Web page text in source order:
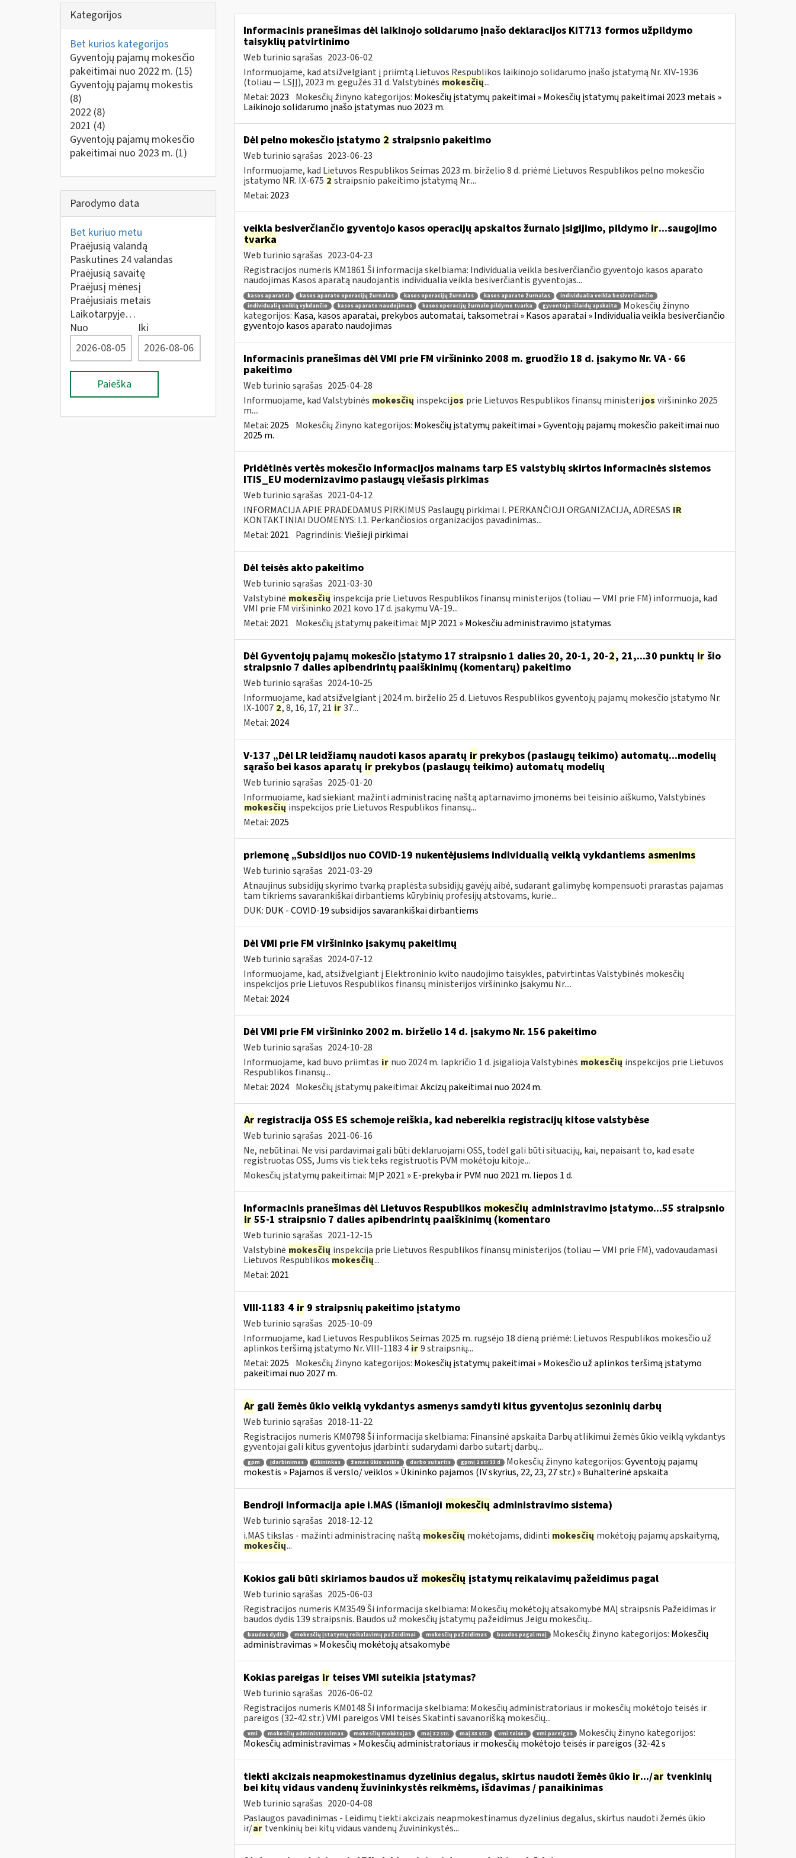
Kategorijos
Bet kurios kategorijos
Gyventojų pajamų mokesčio
pakeitimai nuo 2022 m. (15)
Gyventojų pajamų mokestis
(8)
2022 (8)
2021 (4)
Gyventojų pajamų mokesčio
pakeitimai nuo 2023 m. (1)
Parodymo data
Bet kuriuo metu
Praėjusią valandą
Paskutines 24 valandas
Praėjusią savaitę
Praėjusį mėnesį
Praėjusiais metais
Laikotarpyje…
Nuo
Iki
Paieška
Informacinis pranešimas dėl laikinojo solidarumo įnašo deklaracijos KIT713 formos užpildymo
taisyklių patvirtinimo
Web turinio sąrašas 2023-06-02
Informuojame, kad atsižvelgiant į priimtą Lietuvos Respublikos laikinojo solidarumo įnašo įstatymą Nr. XIV-1936
(toliau — LSĮĮ), 2023 m. gegužės 31 d. Valstybinės mokesčių...
Metai: 2023 Mokesčių žinyno kategorijos: Mokesčių įstatymų pakeitimai » Mokesčių įstatymų pakeitimai 2023 metais »
Laikinojo solidarumo įnašo įstatymas nuo 2023 m.
Dėl pelno mokesčio įstatymo 2 straipsnio pakeitimo
Web turinio sąrašas 2023-06-23
Informuojame, kad Lietuvos Respublikos Seimas 2023 m. birželio 8 d. priėmė Lietuvos Respublikos pelno mokesčio
įstatymo NR. IX-675 2 straipsnio pakeitimo įstatymą Nr....
Metai: 2023
veikla besiverčiančio gyventojo kasos operacijų apskaitos žurnalo įsigijimo, pildymo ir...saugojimo
tvarka
Web turinio sąrašas 2023-04-23
Registracijos numeris KM1861 Ši informacija skelbiama: Individualia veikla besiverčiančio gyventojo kasos aparato
naudojimas Kasos aparatą naudojantis individualia veikla besiverčiantis gyventojas...
kasos aparatai kasos aparato operacijų žurnalas kasos operacijų žurnalas kasos aparato žurnalas
individualia veikla besiverčiančio
individualią veiklą vykdančio
kasos aparato naudojimas kasos operacijų žurnalo pildymo tvarka gyventojo išlaidų apskaita
Mokesčių žinyno
kategorijos: Kasa, kasos aparatai, prekybos automatai, taksometrai » Kasos aparatai » Individualia veikla besiverčiančio
gyventojo kasos aparato naudojimas
Informacinis pranešimas dėl VMI prie FM viršininko 2008 m. gruodžio 18 d. įsakymo Nr. VA - 66
pakeitimo
Web turinio sąrašas 2025-04-28
Informuojame, kad Valstybinės mokesčių inspekcijos prie Lietuvos Respublikos finansų ministerijos viršininko 2025
m....
Metai: 2025 Mokesčių žinyno kategorijos: Mokesčių įstatymų pakeitimai » Gyventojų pajamų mokesčio pakeitimai nuo
2025 m.
Pridėtinės vertės mokesčio informacijos mainams tarp ES valstybių skirtos informacinės sistemos
ITIS_EU modernizavimo paslaugų viešasis pirkimas
Web turinio sąrašas 2021-04-12
INFORMACIJA APIE PRADEDAMUS PIRKIMUS Paslaugų pirkimai I. PERKANČIOJI ORGANIZACIJA, ADRESAS IR
KONTAKTINIAI DUOMENYS: I.1. Perkančiosios organizacijos pavadinimas...
Metai: 2021 Pagrindinis:Viešieji pirkimai
Dėl teisės akto pakeitimo
Web turinio sąrašas 2021-03-30
Valstybinė mokesčių inspekcija prie Lietuvos Respublikos finansų ministerijos (toliau ― VMI prie FM) informuoja, kad
VMI prie FM viršininko 2021 kovo 17 d. įsakymu VA-19...
Metai: 2021 Mokesčių įstatymų pakeitimai: MĮP 2021 » Mokesčiu administravimo įstatymas
Dėl Gyventojų pajamų mokesčio įstatymo 17 straipsnio 1 dalies 20, 20-1, 20-2, 21,...30 punktų iršio
straipsnio 7 dalies apibendrintų paaiškinimų (komentarų) pakeitimo
Web turinio sąrašas 2024-10-25
Informuojame, kad atsižvelgiant į 2024 m. birželio 25 d. Lietuvos Respublikos gyventojų pajamų mokesčio įstatymo Nr.
IX-1007 2, 8, 16, 17, 21 ir 37...
Metai: 2024
V-137 „Dėl LR leidžiamų naudoti kasos aparatų irprekybos (paslaugų teikimo) automatų...modelių
sąrašo bei kasos aparatų irprekybos (paslaugų teikimo) automatų modelių
Web turinio sąrašas 2025-01-20
Informuojame, kad siekiant mažinti administracinę naštą aptarnavimo įmonėms bei teisinio aiškumo, Valstybinės
mokesčių inspekcijos prie Lietuvos Respublikos finansų...
Metai: 2025
priemonę „Subsidijos nuo COVID-19 nukentėjusiems individualią veiklą vykdantiems asmenims
Web turinio sąrašas 2021-03-29
Atnaujinus subsidijų skyrimo tvarką praplėsta subsidijų gavėjų aibė, sudarant galimybę kompensuoti prarastas pajamas
tam tikriems savarankiškai dirbantiems kūrybinių profesijų atstovams, kurie...
DUK: DUK - COVID-19 subsidijos savarankiškai dirbantiems
Dėl VMI prie FM viršininko įsakymų pakeitimų
Web turinio sąrašas 2024-07-12
Informuojame, kad, atsižvelgiant į Elektroninio kvito naudojimo taisykles, patvirtintas Valstybinės mokesčių
inspekcijos prie Lietuvos Respublikos finansų ministerijos viršininko įsakymu Nr....
Metai: 2024
Dėl VMI prie FM viršininko 2002 m. birželio 14 d. įsakymo Nr. 156 pakeitimo
Web turinio sąrašas 2024-10-28
Informuojame, kad buvo priimtas ir nuo 2024 m. lapkričio 1 d. įsigalioja Valstybinės mokesčių inspekcijos prie Lietuvos
Respublikos finansų...
Metai: 2024 Mokesčių įstatymų pakeitimai:Akcizų pakeitimai nuo 2024 m.
Arregistracija OSS ES schemoje reiškia, kad nebereikia registracijų kitose valstybėse
Web turinio sąrašas 2021-06-16
Ne, nebūtinai. Ne visi pardavimai gali būti deklaruojami OSS, todėl gali būti situacijų, kai, nepaisant to, kad esate
registruotas OSS, Jums vis tiek teks registruotis PVM mokėtoju kitoje...
Mokesčių įstatymų pakeitimai: MĮP 2021 » E-prekyba ir PVM nuo 2021 m. liepos 1 d.
Informacinis pranešimas dėl Lietuvos Respublikos mokesčių administravimo įstatymo...55 straipsnio
ir55-1 straipsnio 7 dalies apibendrintų paaiškinimų (komentaro
Web turinio sąrašas 2021-12-15
Valstybinė mokesčių inspekcija prie Lietuvos Respublikos finansų ministerijos (toliau — VMI prie FM), vadovaudamasi
Lietuvos Respublikosmokesčių...
Metai: 2021
VIII-1183 4 ir9 straipsnių pakeitimo įstatymo
Web turinio sąrašas 2025-10-09
Informuojame, kad Lietuvos Respublikos Seimas 2025 m. rugsėjo 18 dieną priėmė: Lietuvos Respublikos mokesčio už
aplinkos teršimą įstatymo Nr. VIII-1183 4 ir 9 straipsnių...
Metai: 2025 Mokesčių žinyno kategorijos: Mokesčių įstatymų pakeitimai » Mokesčio už aplinkos teršimą įstatymo
pakeitimai nuo 2027 m.
Argali žemės ūkio veiklą vykdantys asmenys samdyti kitus gyventojus sezoninių darbų
Web turinio sąrašas 2018-11-22
Registracijos numeris KM0798 Ši informacija skelbiama: Finansinė apskaita Darbų atlikimui žemės ūkio veiklą vykdantys
gyventojai gali kitus gyventojus įdarbinti: sudarydami darbo sutartį darbų...
gpm įdarbinimas ūkininkas žemės ūkio veikla darbo sutartis gpmį 2 str 33 d Mokesčių žinyno kategorijos:Gyventojų pajamų
mokestis » Pajamos iš verslo/ veiklos » Ūkininko pajamos (IV skyrius, 22, 23, 27 str.) » Buhalterinė apskaita
Bendroji informacija apie i.MAS (išmanioji mokesčių administravimo sistema)
Web turinio sąrašas 2018-12-12
i.MAS tikslas - mažinti administracinę naštą mokesčių mokėtojams, didinti mokesčių mokėtojų pajamų apskaitymą,
mokesčių...
Kokios gali būti skiriamos baudos už mokesčių įstatymų reikalavimų pažeidimus pagal
Web turinio sąrašas 2025-06-03
Registracijos numeris KM3549 Ši informacija skelbiama: Mokesčių mokėtojų atsakomybė MAĮ straipsnis Pažeidimas ir
baudos dydis 139 straipsnis. Baudos už mokesčių įstatymų pažeidimus Jeigu mokesčių...
baudos dydis mokesčių įstatymų reikalavimų pažeidimai mokesčių pažeidimas baudos pagal maį Mokesčių žinyno kategorijos: Mokesčių
administravimas » Mokesčių mokėtojų atsakomybė
Kokias pareigas irteises VMI suteikia įstatymas?
Web turinio sąrašas 2026-06-02
Registracijos numeris KM0148 Ši informacija skelbiama: Mokesčių administratoriaus ir mokesčių mokėtojo teisės ir
pareigos (32-42 str.) VMI pareigos VMI teisės Skatinti savanorišką mokesčių...
vmi mokesčių administravimas mokesčių mokėtojas maį 32 str. maį 33 str. vmi teisės vmi pareigos
Mokesčių žinyno kategorijos:
Mokesčių administravimas » Mokesčių administratoriaus ir mokesčių mokėtojo teisės ir pareigos (32-42 s
tiekti akcizais neapmokestinamus dyzelinius degalus, skirtus naudoti žemės ūkio ir.../artvenkinių
bei kitų vidaus vandenų žuvininkystės reikmėms, išdavimas / panaikinimas
Web turinio sąrašas 2020-04-08
Paslaugos pavadinimas - Leidimų tiekti akcizais neapmokestinamus dyzelinius degalus, skirtus naudoti žemės ūkio
ir/ar tvenkinių bei kitų vidaus vandenų žuvininkystės...